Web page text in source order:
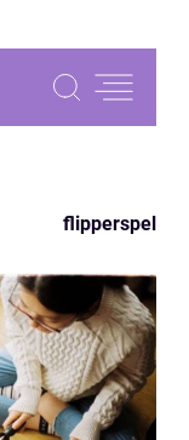
flipperspel